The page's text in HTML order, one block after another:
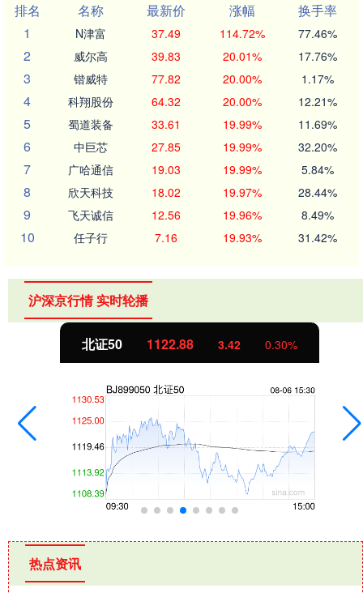
排名
名称 最新价 涨幅
换手率
1
N津富 37.49 114.72% 77.46%
2 威尔高 39.83 20.01% 17.76%
3 锴威特 77.82 20.00% 1.17%
4 科翔股份 64.32 20.00% 12.21%
5 蜀道装备 33.61 19.99% 11.69%
6 中巨芯 27.85 19.99% 32.20%
7 广哈通信 19.03 19.99% 5.84%
8 欣天科技 18.02 19.97% 28.44%
9 飞天诚信 12.56 19.96% 8.49%
10 任子行 7.16 19.93% 31.42%
沪深京行情 实时轮播
北证50 1122.88 3.42 0.30%
热点资讯